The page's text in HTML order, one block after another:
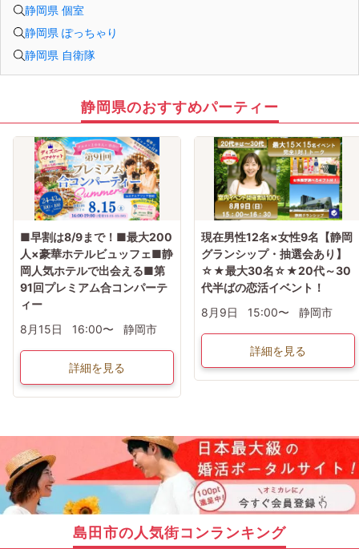
静岡県 個室
静岡県 ぽっちゃり
静岡県 自衛隊
静岡県のおすすめパーティー
■早割は8/9まで！■最大200
人×豪華ホテルビュッフェ■静
岡人気ホテルで出会える■第
91回プレミアム合コンパーテ
ィー
8月15日
16:00〜 静岡市
詳細を見る
現在男性12名×女性9名【静岡
グランシップ・抽選会あり】
☆★最大30名☆★20代～30
代半ばの恋活イベント！
8月9日
15:00〜 静岡市
詳細を見る
島田市の人気街コンランキング